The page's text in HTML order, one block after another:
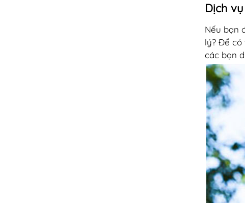
Dịch
Nếu bạn
lý? Để có
các bạn